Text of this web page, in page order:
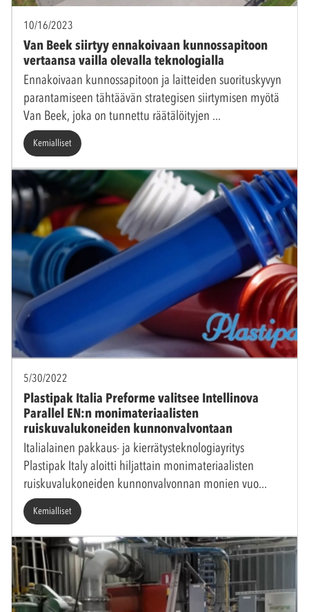
10/16/2023
Van Beek siirtyy ennakoivaan kunnossapitoon
vertaansa vailla olevalla teknologialla
Ennakoivaan kunnossapitoon ja laitteiden suorituskyvyn
parantamiseen tähtäävän strategisen siirtymisen myötä
Van Beek, joka on tunnettu räätälöityjen
Kemialliset
5/30/2022
Plastipak Italia Preforme valitsee Intellinova
Parallel EN:n monimateriaalisten
ruiskuvalukoneiden kunnonvalvontaan
Italialainen pakkaus- ja kierrätysteknologiayritys
Plastipak Italy aloitti hiljattain monimateriaalisten
ruiskuvalukoneiden kunnonvalvonnan monien vuo
Kemialliset